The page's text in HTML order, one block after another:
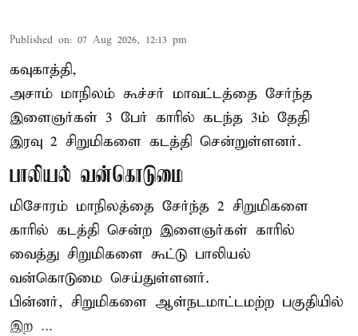
Published on: 07 Aug 2026, 12:13 pm
கவுகாத்தி,
அசாம் மாநிலம் கூச்சர் மாவட்டத்தை சேர்ந்த
இளைஞர்கள் 3 பேர் காரில் கடந்த 3ம் தேதி
இரவு 2 சிறுமிகளை கடத்தி சென்றுள்ளனர்.
பாலியல் வன்கொடுமை
மிசோரம் மாநிலத்தை சேர்ந்த 2 சிறுமிகளை
காரில் கடத்தி சென்ற இளைஞர்கள் காரில்
வைத்து சிறுமிகளை கூட்டு பாலியல்
வன்கொடுமை செய்துள்ளனர்.
பின்னர், சிறுமிகளை ஆள்நடமாட்டமற்ற பகுதியில்
இற ...